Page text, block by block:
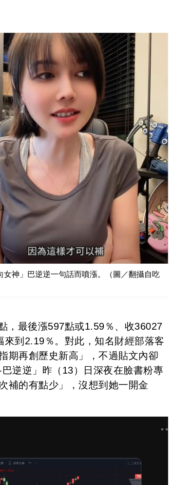
神」巴逆逆一句話而噴漲。（圖／翻攝自吃
，最後漲597點或1.59％、收36027
到2.19％。對此，知名財經部落客
期再創歷史新高」，不過貼文內卻
逆逆」昨（13）日深夜在臉書粉專
補的有點少」，沒想到她一開金